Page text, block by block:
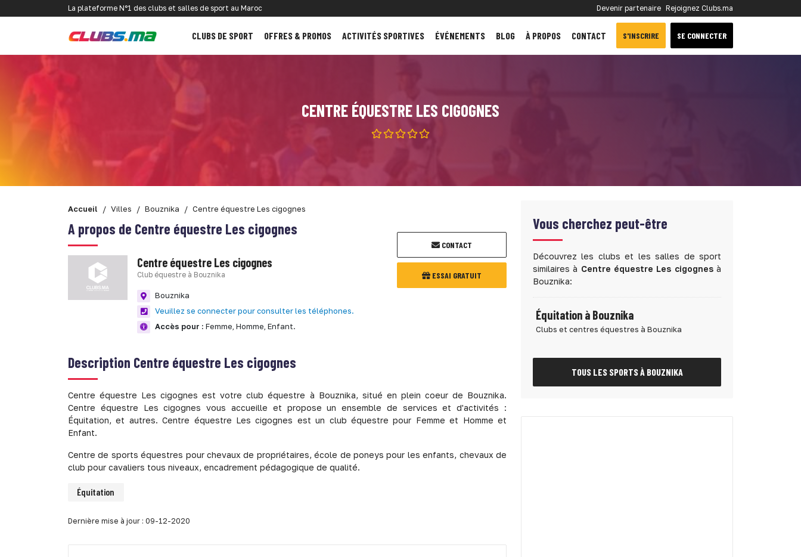
La plateforme N°1 des clubs et salles de sport au Maroc Devenir partenaire Rejoignez Clubs.ma
CLUBS DE SPORT OFFRES & PROMOS ACTIVITÉS SPORTIVES ÉVÉNEMENTS BLOG À PROPOS CONTACT S'INSCRIRE SE CONNECTER
CENTRE ÉQUESTRE LES CIGOGNES
Accueil Villes Bouznika Centre équestre Les cigognes
A propos de Centre équestre Les cigognes
Centre équestre Les cigognes
Club équestre à Bouznika
Bouznika
Veuillez se connecter pour consulter les téléphones.
Accès pour : Femme, Homme, Enfant.
CONTACT
ESSAI GRATUIT
Description Centre équestre Les cigognes
Centre équestre Les cigognes est votre club équestre à Bouznika, situé en plein coeur de Bouznika.
Centre équestre Les cigognes vous accueille et propose un ensemble de services et d'activités :
Équitation, et autres. Centre équestre Les cigognes est un club équestre pour Femme et Homme et
Enfant.
Centre de sports équestres pour chevaux de propriétaires, école de poneys pour les enfants, chevaux de
club pour cavaliers tous niveaux, encadrement pédagogique de qualité.
Équitation
Dernière mise à jour : 09-12-2020
Vous cherchez peut-être
Découvrez les clubs et les salles de sport
similaires à Centre équestre Les cigognesà
Bouznika:
Équitation à Bouznika
Clubs et centres équestres à Bouznika
TOUS LES SPORTS À BOUZNIKA